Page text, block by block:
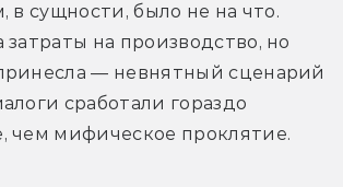
в сущности, было не на что.
на производство, но
— невнятный сценарий
сработали гораздо
чем мифическое проклятие.